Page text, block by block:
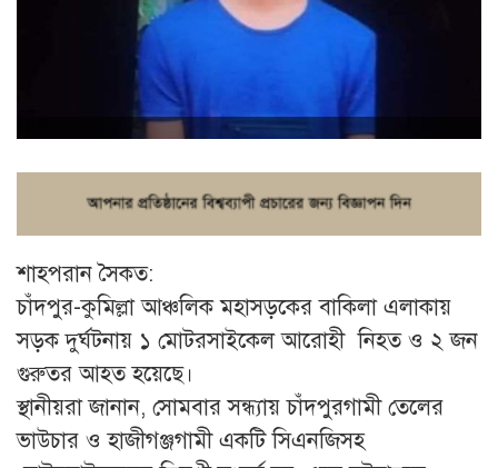
শাহপরান সৈকত:
চাঁদপুর-কুমিল্লা আঞ্চলিক মহাসড়কের বাকিলা এলাকায়
সড়ক দুর্ঘটনায় ১ মোটরসাইকেল আরোহী নিহত ও ২ জন
গুরুতর আহত হয়েছে।
স্থানীয়রা জানান, সোমবার সন্ধ্যায় চাঁদপুরগামী তেলের
ভাউচার ও হাজীগঞ্জগামী একটি সিএনজিসহ